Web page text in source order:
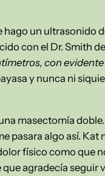
un ultrasonido
con el Dr. Smith de
con
y nunca ni
masectomía
pasara algo así.
físico como que
agradecía seguir